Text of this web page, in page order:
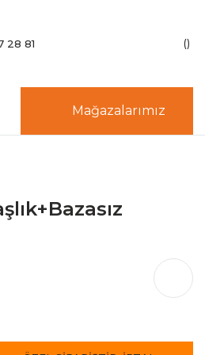
28 81
Mağazalarımız